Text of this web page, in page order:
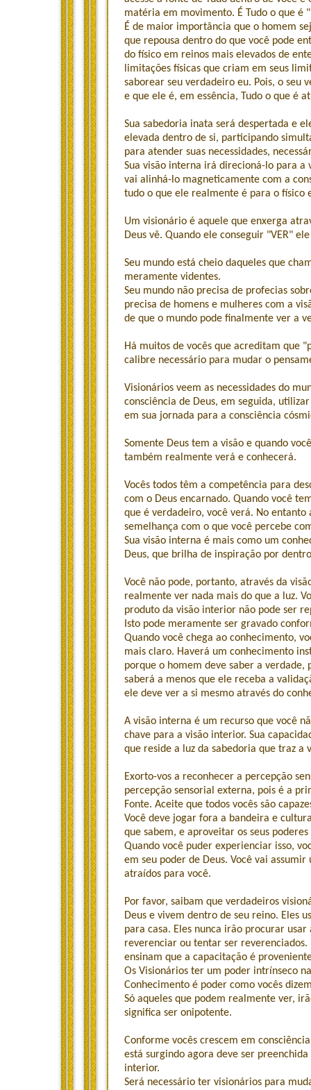
matéria em movimento. É Tudo o que é
É de maior importância que o homem
que repousa dentro do que você pode
do físico em reinos mais elevados de
limitações físicas que criam em seus
saborear seu verdadeiro eu. Pois, o
e que ele é, em essência, Tudo o que é
Sua sabedoria inata será despertada e
elevada dentro de si, participando
para atender suas necessidades,
Sua visão interna irá direcioná-lo para a
vai alinhá-lo magneticamente com a
tudo o que ele realmente é para o
Um visionário é aquele que enxerga
Deus vê. Quando ele conseguir "VER" ele
Seu mundo está cheio daqueles que
meramente videntes.
Seu mundo não precisa de profecias
precisa de homens e mulheres com a
de que o mundo pode finalmente ver a
Há muitos de vocês que acreditam que
calibre necessário para mudar o
Visionários veem as necessidades do
consciência de Deus, em seguida,
em sua jornada para a consciência
Somente Deus tem a visão e quando
também realmente verá e conhecerá.
Vocês todos têm a competência para
com o Deus encarnado. Quando você
que é verdadeiro, você verá. No
semelhança com o que você percebe
Sua visão interna é mais como um
Deus, que brilha de inspiração por
Você não pode, portanto, através da
realmente ver nada mais do que a luz.
produto da visão interior não pode ser
Isto pode meramente ser gravado
Quando você chega ao conhecimento,
mais claro. Haverá um conhecimento
porque o homem deve saber a verdade,
saberá a menos que ele receba a
ele deve ver a si mesmo através do
A visão interna é um recurso que você
chave para a visão interior. Sua
que reside a luz da sabedoria que traz a
Exorto-vos a reconhecer a percepção
percepção sensorial externa, pois é a
Fonte. Aceite que todos vocês são
Você deve jogar fora a bandeira e
que sabem, e aproveitar os seus
Quando você puder experienciar isso,
em seu poder de Deus. Você vai
atraídos para você.
Por favor, saibam que verdadeiros
Deus e vivem dentro de seu reino. Eles
para casa. Eles nunca irão procurar
reverenciar ou tentar ser
ensinam que a capacitação é
Os Visionários ter um poder intrínseco
Conhecimento é poder como vocês
Só aqueles que podem realmente ver,
significa ser onipotente.
Conforme vocês crescem em
está surgindo agora deve ser
interior.
Será necessário ter visionários para